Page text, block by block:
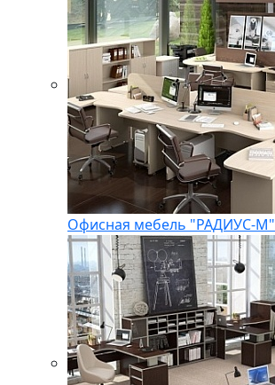
Офисная мебель "РАДИУС-М"